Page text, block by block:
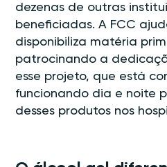
dezenas de outras
beneficiadas. A FCC
disponibiliza matéria
patrocinando a
esse projeto, que está
funcionando dia e noite
desses produtos nos